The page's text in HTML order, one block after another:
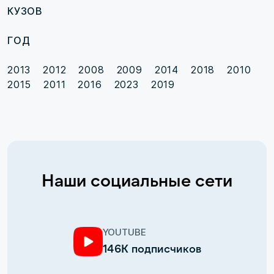
КУЗОВ
ГОД
2013 2012 2008 2009 2014 2018
2010
2015
2011 2016 2023 2019
Наши социальные сети
YOUTUBE
146К подписчиков